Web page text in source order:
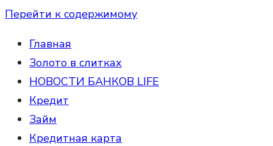
Перейти к содержимому
Главная
Золото в слитках
НОВОСТИ БАНКОВ LIFE
Кредит
Займ
Кредитная карта